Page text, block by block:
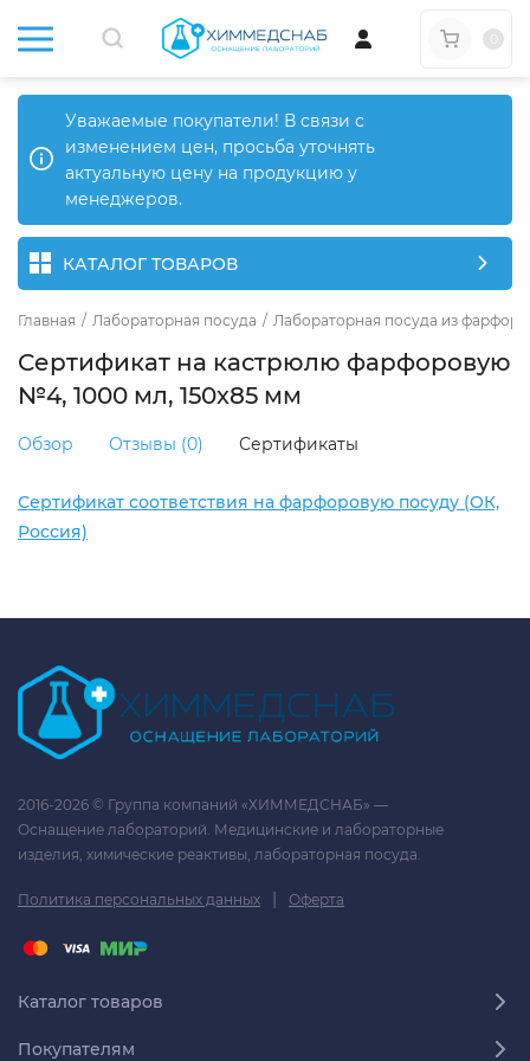
Уважаемые покупатели! В связи с
изменением цен, просьба уточнять
актуальную цену на продукцию у
менеджеров.
КАТАЛОГ ТОВАРОВ
Главная / Лабораторная посуда / Лабораторная посуда из фарфора
Сертификат на кастрюлю фарфоровую
№4, 1000 мл, 150х85 мм
Обзор Отзывы (0) Сертификаты
Сертификат соответствия на фарфоровую посуду (ОК,
Россия)
2016-2026 © Группа компаний «ХИММЕДСНАБ» —
Оснащение лабораторий. Медицинские и лабораторные
изделия, химические реактивы, лабораторная посуда.
Политика персональных данных | Оферта
Каталог товаров
Покупателям